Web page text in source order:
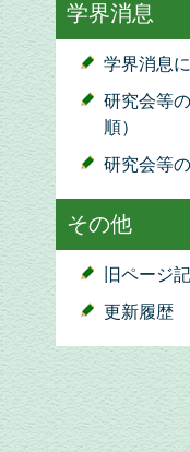
学界消息
学界消息
研究会等
順）
研究会等
その他
旧ページ
更新履歴